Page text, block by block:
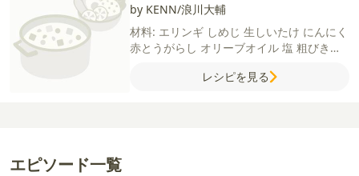
by KENN/浪川大輔
材料: エリンギ しめじ 生しいたけ にんにく
赤とうがらし オリーブオイル 塩 粗びき黒
バルサミコ酢
レシピを見る
エピソード一覧